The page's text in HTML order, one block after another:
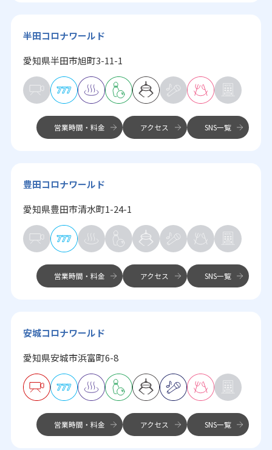
半田コロナワールド
愛知県半田市旭町3-11-1
営業時間・料金 アクセス SNS一覧
豊田コロナワールド
愛知県豊田市清水町1-24-1
営業時間・料金 アクセス SNS一覧
安城コロナワールド
愛知県安城市浜富町6-8
営業時間・料金 アクセス SNS一覧